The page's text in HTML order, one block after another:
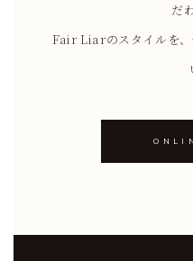
だ
Fair Liarのスタイルを、